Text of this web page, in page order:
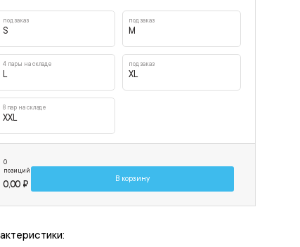
под заказ
S
под заказ
M
4 пары на складе под заказ
XL
8 пар на складе
XXL
0
позиций
0,00 ₽
В корзину